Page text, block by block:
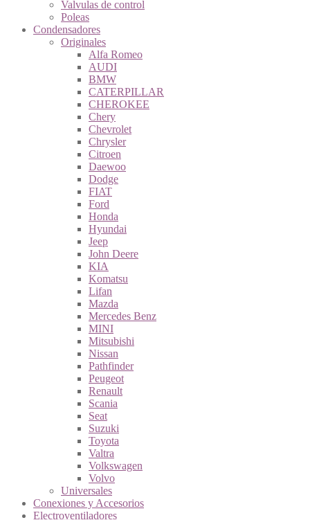
Valvulas de control
Poleas
Condensadores
Originales
Alfa Romeo
AUDI
BMW
CATERPILLAR
CHEROKEE
Chery
Chevrolet
Chrysler
Citroen
Daewoo
Dodge
FIAT
Ford
Honda
Hyundai
Jeep
John Deere
KIA
Komatsu
Lifan
Mazda
Mercedes Benz
MINI
Mitsubishi
Nissan
Pathfinder
Peugeot
Renault
Scania
Seat
Suzuki
Toyota
Valtra
Volkswagen
Volvo
Universales
Conexiones y Accesorios
Electroventiladores